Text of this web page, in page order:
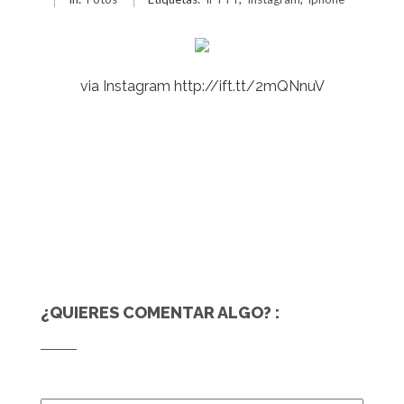
via Instagram http://ift.tt/2mQNnuV
¿QUIERES COMENTAR ALGO? :